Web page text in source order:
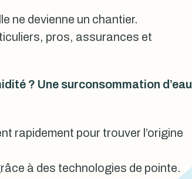
ne devienne un chantier.
pros, assurances et
? Une surconsommation d’eau
rapidement pour trouver l’origine
à des technologies de pointe.